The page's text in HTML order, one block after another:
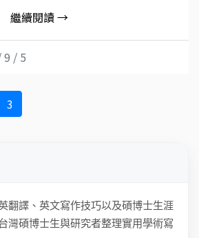
繼續閱讀 →
9 / 5
3
翻譯、英文寫作技巧以及碩博士生涯
灣碩博士生與研究者整理實用學術寫